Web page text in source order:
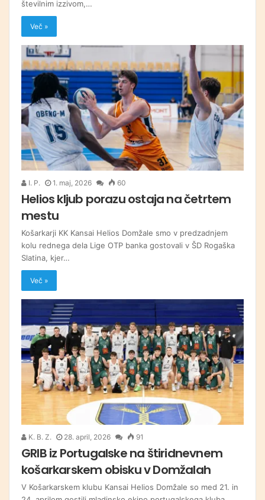
številnim izzivom,…
Več »
I. P. 1. maj, 2026 60
Helios kljub porazu ostaja na četrtem
mestu
Košarkarji KK Kansai Helios Domžale smo v predzadnjem
kolu rednega dela Lige OTP banka gostovali v ŠD Rogaška
Slatina, kjer…
Več »
K. B. Z. 28. april, 2026 91
GRIB iz Portugalske na štiridnevnem
košarkarskem obisku v Domžalah
V Košarkarskem klubu Kansai Helios Domžale so med 21. in